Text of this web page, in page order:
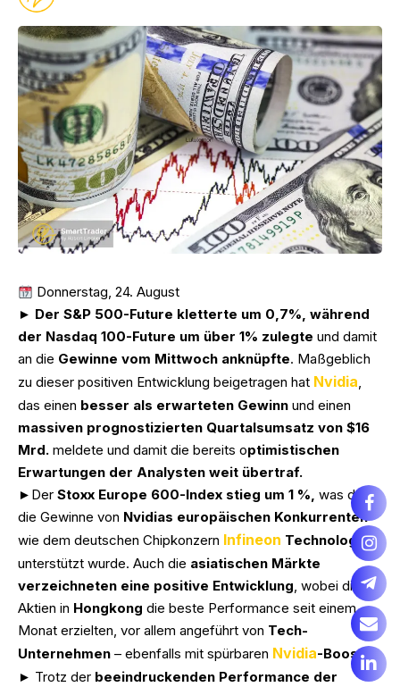
Donnerstag, 24. August
► Der S&P 500-Future kletterte um 0,7%, während
der Nasdaq 100-Future um über 1% zulegte und damit
an die Gewinne vom Mittwoch anknüpfte. Maßgeblich
zu dieser positiven Entwicklung beigetragen hat Nvidia,
das einen besser als erwarteten Gewinn und einen
massiven prognostizierten Quartalsumsatz von $16
Mrd. meldete und damit die bereits optimistischen
Erwartungen der Analysten weit übertraf.
►Der Stoxx Europe 600-Index stieg um 1 %, was durch
die Gewinne von Nvidias europäischen Konkurrenten
wie dem deutschen Chipkonzern Infineon Technologies
unterstützt wurde. Auch die asiatischen Märkte
verzeichneten eine positive Entwicklung, wobei die
Aktien in Hongkong die beste Performance seit einem
Monat erzielten, vor allem angeführt von Tech-
Unternehmen – ebenfalls mit spürbaren Nvidia-Boost.
► Trotz der beeindruckenden Performance der